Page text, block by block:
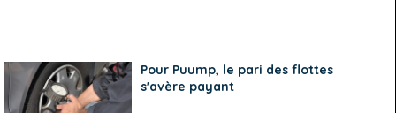
Pour Puump, le pari des flottes
s'avère payant